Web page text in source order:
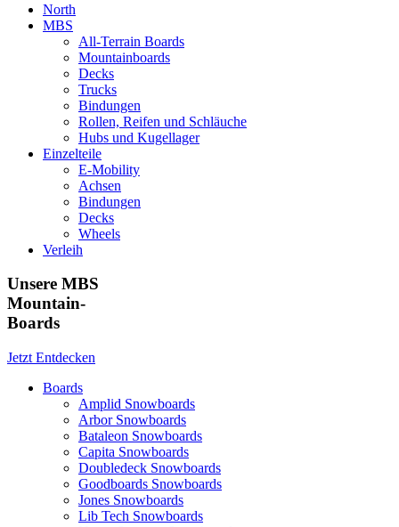
North
MBS
All-Terrain Boards
Mountainboards
Decks
Trucks
Bindungen
Rollen, Reifen und Schläuche
Hubs und Kugellager
Einzelteile
E-Mobility
Achsen
Bindungen
Decks
Wheels
Verleih
Unsere MBS
Mountain-
Boards
Jetzt Entdecken
Boards
Amplid Snowboards
Arbor Snowboards
Bataleon Snowboards
Capita Snowboards
Doubledeck Snowboards
Goodboards Snowboards
Jones Snowboards
Lib Tech Snowboards